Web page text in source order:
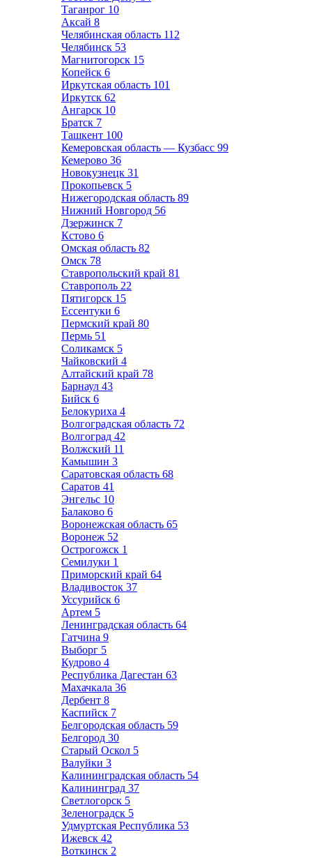
Таганрог 10
Аксай 8
Челябинская область 112
Челябинск 53
Магнитогорск 15
Копейск 6
Иркутская область 101
Иркутск 62
Ангарск 10
Братск 7
Ташкент 100
Кемеровская область — Кузбасс 99
Кемерово 36
Новокузнецк 31
Прокопьевск 5
Нижегородская область 89
Нижний Новгород 56
Дзержинск 7
Кстово 6
Омская область 82
Омск 78
Ставропольский край 81
Ставрополь 22
Пятигорск 15
Ессентуки 6
Пермский край 80
Пермь 51
Соликамск 5
Чайковский 4
Алтайский край 78
Барнаул 43
Бийск 6
Белокуриха 4
Волгоградская область 72
Волгоград 42
Волжский 11
Камышин 3
Саратовская область 68
Саратов 41
Энгельс 10
Балаково 6
Воронежская область 65
Воронеж 52
Острогожск 1
Семилуки 1
Приморский край 64
Владивосток 37
Уссурийск 6
Артем 5
Ленинградская область 64
Гатчина 9
Выборг 5
Кудрово 4
Республика Дагестан 63
Махачкала 36
Дербент 8
Каспийск 7
Белгородская область 59
Белгород 30
Старый Оскол 5
Валуйки 3
Калининградская область 54
Калининград 37
Светлогорск 5
Зеленоградск 5
Удмуртская Республика 53
Ижевск 42
Воткинск 2